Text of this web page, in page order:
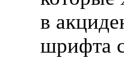
в
шрифта